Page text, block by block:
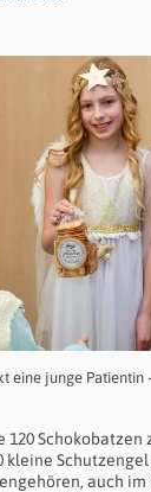
eine junge
120
auch